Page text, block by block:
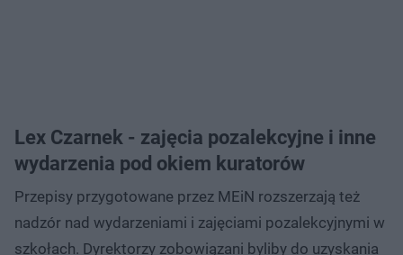
Lex Czarnek - zajęcia pozalekcyjne i inne
wydarzenia pod okiem kuratorów
Przepisy przygotowane przez MEiN rozszerzają też
nadzór nad wydarzeniami i zajęciami pozalekcyjnymi w
szkołach. Dyrektorzy zobowiązani byliby do uzyskania